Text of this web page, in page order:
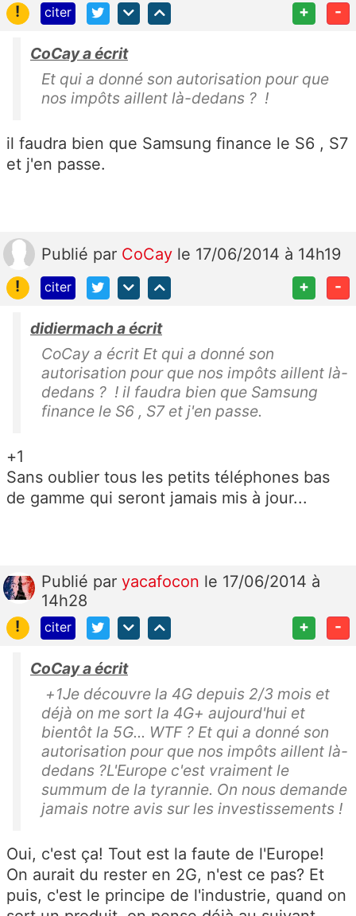
!
citer + -
CoCay a écrit
Et qui a donné son autorisation pour que
nos impôts aillent là-dedans ? !
il faudra bien que Samsung finance le S6 , S7
et j'en passe.
Publié par CoCay le 17/06/2014 à 14h19
!
citer + -
didiermach a écrit
CoCay a écrit Et qui a donné son
autorisation pour que nos impôts aillent là-
dedans ? ! il faudra bien que Samsung
finance le S6 , S7 et j'en passe.
+1
Sans oublier tous les petits téléphones bas
de gamme qui seront jamais mis à jour...
Publié par yacafocon le 17/06/2014 à
14h28
!
citer + -
CoCay a écrit
+1Je découvre la 4G depuis 2/3 mois et
déjà on me sort la 4G+ aujourd'hui et
bientôt la 5G... WTF ? Et qui a donné son
autorisation pour que nos impôts aillent là-
dedans ?L'Europe c'est vraiment le
summum de la tyrannie. On nous demande
jamais notre avis sur les investissements !
Oui, c'est ça! Tout est la faute de l'Europe!
On aurait du rester en 2G, n'est ce pas? Et
puis, c'est le principe de l'industrie, quand on